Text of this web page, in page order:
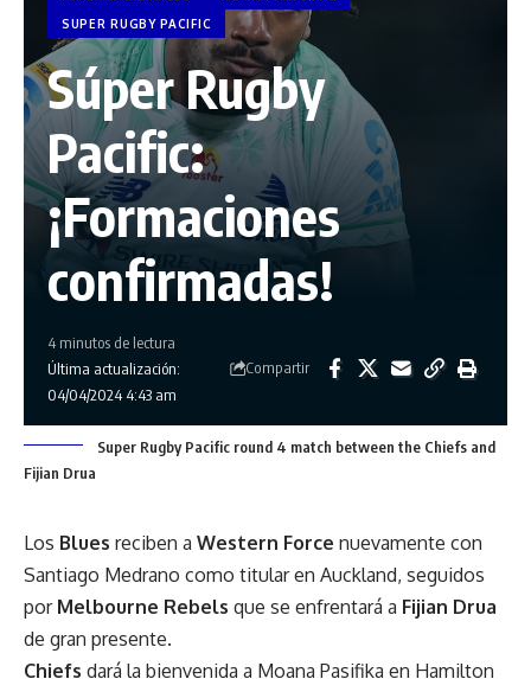
SUPER RUGBY PACIFIC
Súper Rugby
Pacific:
¡Formaciones
confirmadas!
Última actualización:
04/04/2024 4:43 am
4 minutos de lectura
Compartir
Super Rugby Pacific round 4 match between the Chiefs and
Fijian Drua
Los Blues reciben a Western Force nuevamente con
Santiago Medrano como titular en Auckland, seguidos
por Melbourne Rebels que se enfrentará a Fijian Drua
de gran presente.
Chiefs dará la bienvenida a Moana Pasifika en Hamilton